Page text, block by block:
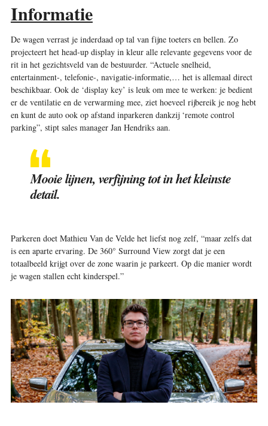
Informatie
De wagen verrast je inderdaad op tal van fijne toeters en bellen. Zo
projecteert het head-up display in kleur alle relevante gegevens voor de
rit in het gezichtsveld van de bestuurder. “Actuele snelheid,
entertainment-, telefonie-, navigatie-informatie,… het is allemaal direct
beschikbaar. Ook de ‘display key’ is leuk om mee te werken: je bedient
er de ventilatie en de verwarming mee, ziet hoeveel rijbereik je nog hebt
en kunt de auto ook op afstand inparkeren dankzij ‘remote control
parking”, stipt sales manager Jan Hendriks aan.
Mooie lijnen, verfijning tot in het kleinste
detail.
Parkeren doet Mathieu Van de Velde het liefst nog zelf, “maar zelfs dat
is een aparte ervaring. De 360° Surround View zorgt dat je een
totaalbeeld krijgt over de zone waarin je parkeert. Op die manier wordt
je wagen stallen echt kinderspel.”